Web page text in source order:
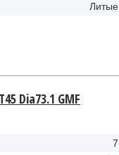
Литые
Dia73.1 GMF
7